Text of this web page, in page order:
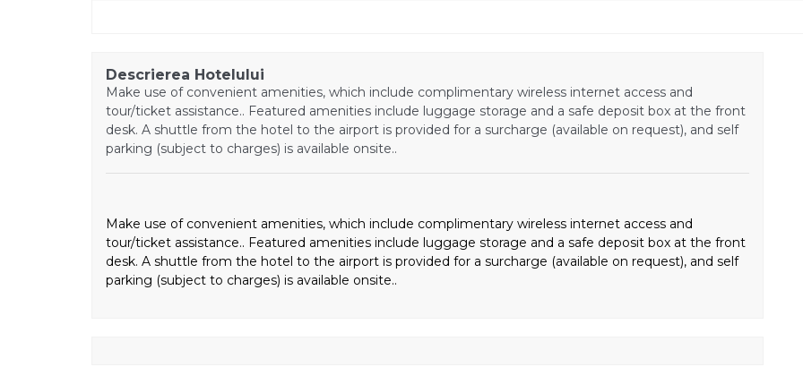
Descrierea Hotelului
Make use of convenient amenities, which include complimentary wireless internet access and
tour/ticket assistance.. Featured amenities include luggage storage and a safe deposit box at the front
desk. A shuttle from the hotel to the airport is provided for a surcharge (available on request), and self
parking (subject to charges) is available onsite..
Make use of convenient amenities, which include complimentary wireless internet access and
tour/ticket assistance.. Featured amenities include luggage storage and a safe deposit box at the front
desk. A shuttle from the hotel to the airport is provided for a surcharge (available on request), and self
parking (subject to charges) is available onsite..